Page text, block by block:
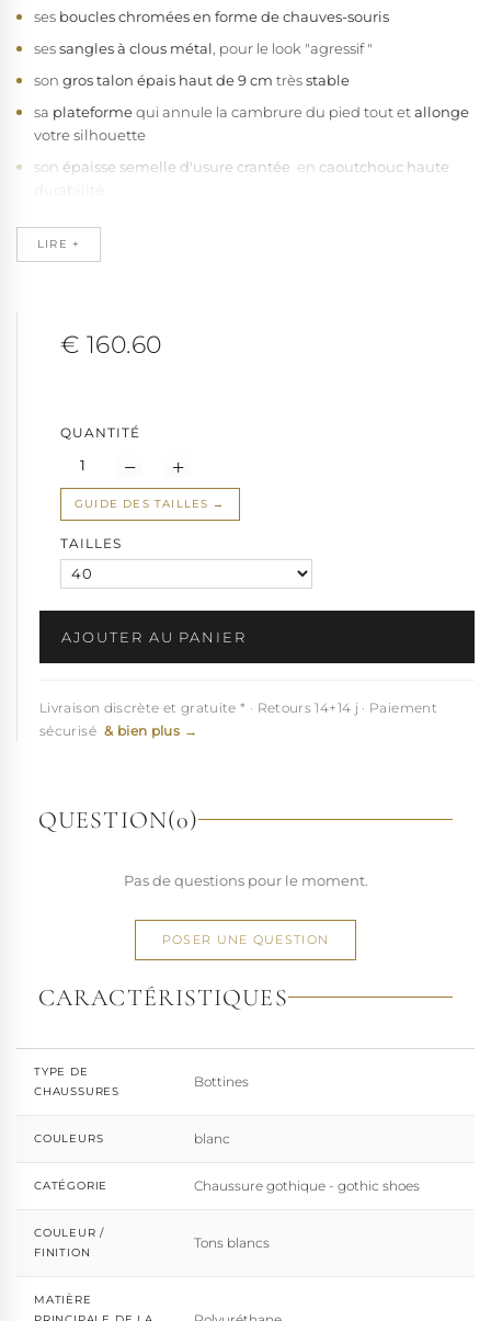
ses boucles chromées en forme de chauves-souris
sessangles à clous métal , pour le look "agressif "
son gros talon épais haut de 9 cm trèsstable
sa plateformequi annule la cambrure du pied tout etallonge
votre silhouette
son épaisse semelle d'usure crantée en caoutchouc haute
Ces boots goth Demonia chausse de la
des bottines du à sa forme de boucle originale.
LIRE +
€ 160.60
QUANTITÉ
GUIDE DES TAILLES
TAILLES
AJOUTER AU PANIER
Livraison discrète et gratuite * · Retours 14+14 j · Paiement
sécurisé & bien plus →
QUESTION(0)
Pas de questions pour le moment.
POSER UNE QUESTION
CARACTÉRISTIQUES
TYPE DE
CHAUSSURES
Bottines
COULEURS blanc
CATÉGORIE Chaussure gothique - gothic shoes
COULEUR /
FINITION
Tons blancs
MATIÈRE